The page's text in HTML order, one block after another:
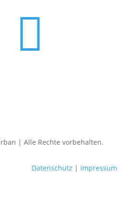

| Alle Rechte vorbehalten.
Datenschutz | Impressum